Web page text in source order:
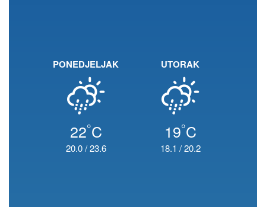
PONEDJELJAK
22°C
20.0/23.6
UTORAK
19°C
18.1 /20.2